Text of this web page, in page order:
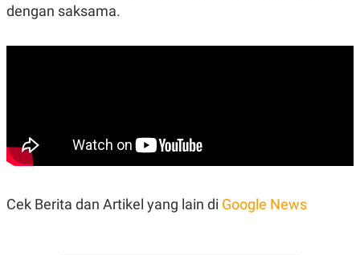
dengan saksama.
Cek Berita dan Artikel yang lain di Google News